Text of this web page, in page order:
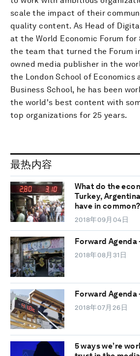
scale the impact of their
quality content. As Head of
at the World Economic Forum for
the team that turned the Forum
owned media publisher in the
the London School of Economics
Business School, he has been
the world's best content with
top organizations for 25 years.
最热内容
What do the
Turkey,
have in common?
2018年09月04日
Forward Agenda
2018年08月31日
Forward Agenda
2018年07月26日
5 ways we’re